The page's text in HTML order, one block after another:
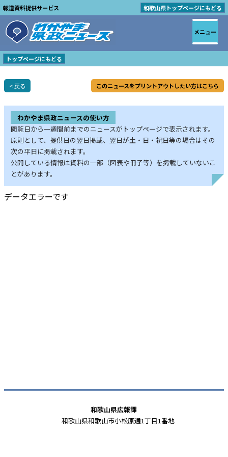
報道資料提供サービス 和歌山県トップページにもどる
トップページにもどる
< 戻る このニュースをプリントアウトしたい方はこちら
わかやま県政ニュースの使い方
閲覧日から一週間前までのニュースがトップページで表示されます。
原則として、提供日の翌日掲載、翌日が土・日・祝日等の場合はその
次の平日に掲載されます。
公開している情報は資料の一部（図表や冊子等）を掲載していないこ
とがあります。
データエラーです
メニュー
和歌山県広報課
和歌山県和歌山市小松原通1丁目1番地